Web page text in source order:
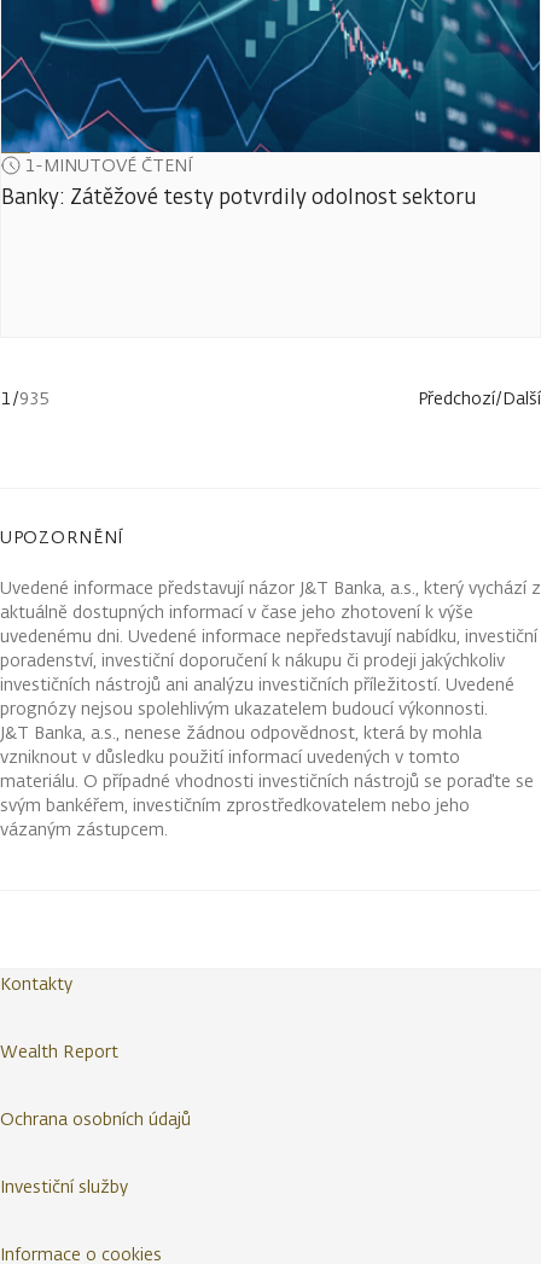
1-MINUTOVÉ ČTENÍ
Banky: Zátěžové testy potvrdily odolnost sektoru
1/935 Předchozí/Další
UPOZORNĚNÍ
Uvedené informace představují názor J&T Banka, a.s., který vychází z
aktuálně dostupných informací v čase jeho zhotovení k výše
uvedenému dni. Uvedené informace nepředstavují nabídku, investiční
poradenství, investiční doporučení k nákupu či prodeji jakýchkoliv
investičních nástrojů ani analýzu investičních příležitostí. Uvedené
prognózy nejsou spolehlivým ukazatelem budoucí výkonnosti.
J&T Banka, a.s., nenese žádnou odpovědnost, která by mohla
vzniknout v důsledku použití informací uvedených v tomto
materiálu. O případné vhodnosti investičních nástrojů se poraďte se
svým bankéřem, investičním zprostředkovatelem nebo jeho
vázaným zástupcem.
Kontakty
Wealth Report
Ochrana osobních údajů
Investiční služby
Informace o cookies